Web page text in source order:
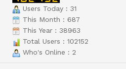
Users Today : 31
This Month : 687
This Year : 38963
Total Users : 102152
Who's Online : 2